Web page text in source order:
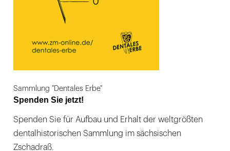
Sammlung "Dentales Erbe"
Spenden Sie jetzt!
Spenden Sie für Aufbau und Erhalt der weltgrößten
dentalhistorischen Sammlung im sächsischen
Zschadraß.